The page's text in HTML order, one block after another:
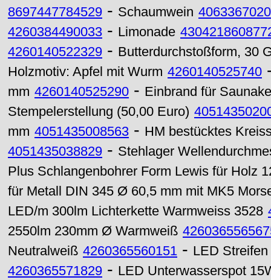
8697447784529 - Schaumwein
4260384490033 - Limonade
4260140522329 - Butterdurchstoßform, 30
Holzmotiv: Apfel mit Wurm 4260140525740
mm 4260140525290 - Einbrand für
Stempelerstellung (50,00 Euro)
mm 4051435008563 - HM bestücktes
4051435038829 - Stehlager
Plus Schlangenbohrer Form Lewis für Holz
für Metall DIN 345 Ø 60,5 mm mit MK5
LED/m 300lm Lichterkette Warmweiss 3528
2550lm 230mm Ø Warmweiß
Neutralweiß 4260365560151 - LED
4260365571829 - LED Unterwasserspot